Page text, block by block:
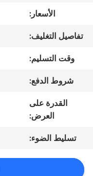
المعمل
مراقبة
الجودة
الأسعار:
تفاصيل التغليف:
وقت التسليم:
شروط الدفع:
القدرة على
العرض:
تسليط الضوء: